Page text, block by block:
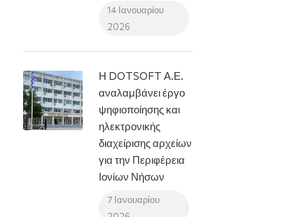
14 Ιανουαρίου
2026
Η DOTSOFT Α.Ε.
αναλαμβάνει έργο
ψηφιοποίησης και
ηλεκτρονικής
διαχείρισης αρχείων
για την Περιφέρεια
Ιονίων Νήσων
7 Ιανουαρίου